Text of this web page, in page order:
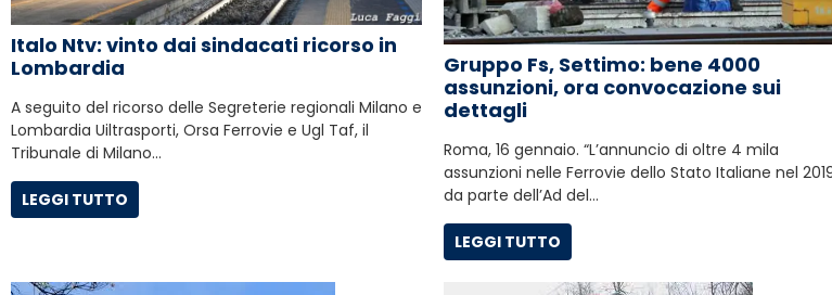
Italo Ntv: vinto dai sindacati ricorso in
Lombardia
A seguito del ricorso delle Segreterie regionali Milano e
Lombardia Uiltrasporti, Orsa Ferrovie e Ugl Taf, il
Tribunale di Milano…
LEGGI TUTTO
Gruppo Fs, Settimo: bene 4000
assunzioni, ora convocazione sui
dettagli
Roma, 16 gennaio. “L’annuncio di oltre 4 mila
assunzioni nelle Ferrovie dello Stato Italiane nel
da parte dell’Ad del…
LEGGI TUTTO